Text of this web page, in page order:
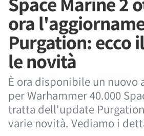
ora
Purgation: ecco
le novità
È ora disponibile un nuovo
per Warhammer 40.000
tratta dell'update
varie novità. Vediamo i